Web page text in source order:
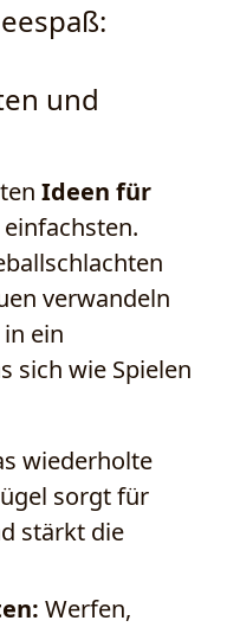
und
Ideen für
verwandeln
ein
sich wie Spielen
wiederholte
sorgt für
stärkt die
Werfen,